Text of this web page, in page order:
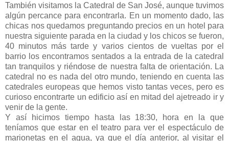
También visitamos la Catedral de San José, aunque tuvimos
algún percance para encontrarla. En un momento dado, las
chicas nos quedamos preguntando precios en un hotel para
nuestra siguiente parada en la ciudad y los chicos se fueron,
40 minutos más tarde y varios cientos de vueltas por el
barrio los encontramos sentados a la entrada de la catedral
tan tranquilos y riéndose de nuestra falta de orientación. La
catedral no es nada del otro mundo, teniendo en cuenta las
catedrales europeas que hemos visto tantas veces, pero es
curioso encontrarte un edificio así en mitad del ajetreado ir y
venir de la gente.
Y así hicimos tiempo hasta las 18:30, hora en la que
teníamos que estar en el teatro para ver el espectáculo de
marionetas en el agua, ya que el día anterior, al visitar el